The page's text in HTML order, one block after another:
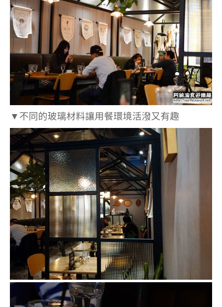
▼不同的玻璃材料讓用餐環境活潑又有趣